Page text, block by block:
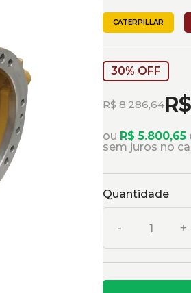
CATERPILLAR
30% OFF
R$ 8.286,64
ou R$ 5.800,65
sem juros no
Quantidade
- +